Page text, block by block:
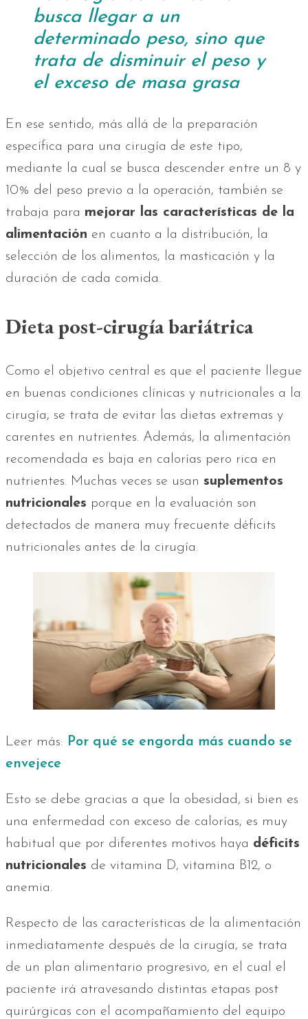
busca llegar a un
determinado peso, sino que
trata de disminuir el peso y
el exceso de masa grasa
En ese sentido, más allá de la preparación
específica para una cirugía de este tipo,
mediante la cual se busca descender entre un 8 y
10% del peso previo a la operación, también se
trabaja para mejorar las características de la
alimentación en cuanto a la distribución, la
selección de los alimentos, la masticación y la
duración de cada comida.
Dieta post-cirugía bariátrica
Como el objetivo central es que el paciente llegue
en buenas condiciones clínicas y nutricionales a la
cirugía, se trata de evitar las dietas extremas y
carentes en nutrientes. Además, la alimentación
recomendada es baja en calorías pero rica en
nutrientes. Muchas veces se usan suplementos
nutricionales porque en la evaluación son
detectados de manera muy frecuente déficits
nutricionales antes de la cirugía.
Leer más: Por qué se engorda más cuando se
envejece
Esto se debe gracias a que la obesidad, si bien es
una enfermedad con exceso de calorías, es muy
habitual que por diferentes motivos haya déficits
nutricionales de vitamina D, vitamina B12, o
anemia.
Respecto de las características de la alimentación
inmediatamente después de la cirugía, se trata
de un plan alimentario progresivo, en el cual el
paciente irá atravesando distintas etapas post
quirúrgicas con el acompañamiento del equipo